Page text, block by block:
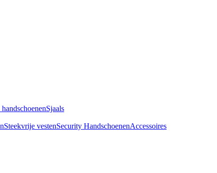
Sjaals
Steekvrije vestenSecurity HandschoenenAccessoires